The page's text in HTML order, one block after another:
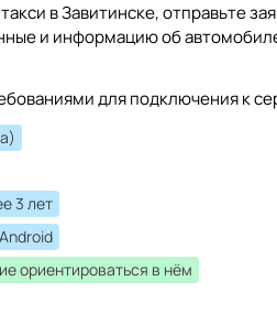
в Завитинске, отправьте
и информацию об
для подключения к
3 лет
ориентироваться в нём